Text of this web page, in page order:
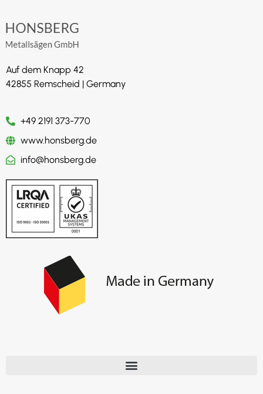
Auf dem Knapp 42
42855 Remscheid | Germany
+49 2191 373-770
www.honsberg.de
info@honsberg.de